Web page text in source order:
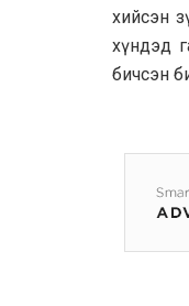
хийсэн
хүндэд
бичсэн